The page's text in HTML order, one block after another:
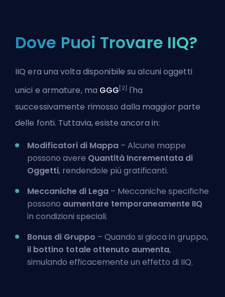
Dove Puoi Trovare IIQ?
IIQ era una volta disponibile su alcuni oggetti
unici e armature, ma GGG [2]
l'ha
successivamente rimosso dalla maggior parte
delle fonti. Tuttavia, esiste ancora in:
Modificatori di Mappa – Alcune mappe
possono avere Quantità Incrementata di
Oggetti, rendendole più gratificanti.
Meccaniche di Lega – Meccaniche specifiche
possono aumentare temporaneamente IIQ
in condizioni speciali.
Bonus di Gruppo – Quando si gioca in gruppo,
il bottino totale ottenuto aumenta,
simulando efficacemente un effetto di IIQ.